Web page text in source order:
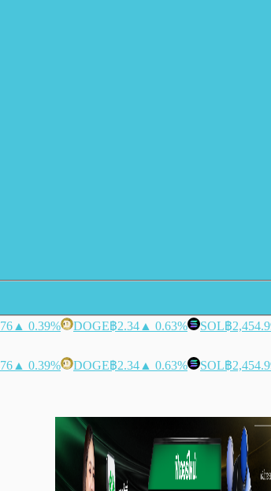
▲ 0.39% DOGE฿2.34 ▲ 0.63% SOL฿
▲ 0.39% DOGE฿2.34 ▲ 0.63% SOL฿